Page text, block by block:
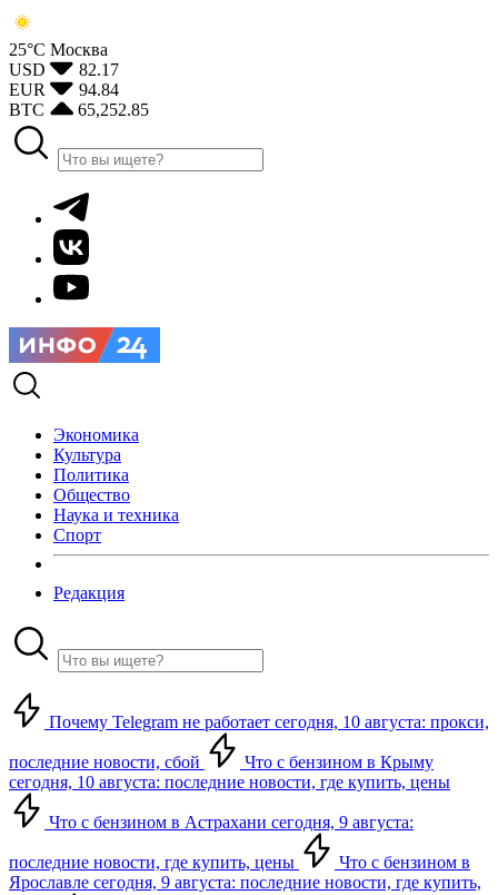
25°С Москва
USD
82.17
EUR
94.84
BTC
65,252.85
Экономика
Культура
Политика
Общество
Наука и техника
Спорт
Редакция
Почему Telegram не работает сегодня, 10 августа: прокси,
последние новости, сбой
Что с бензином в Крыму
сегодня, 10 августа: последние новости, где купить, цены
Что с бензином в Астрахани сегодня, 9 августа:
последние новости, где купить, цены
Что с бензином в
Ярославле сегодня, 9 августа: последние новости, где купить,